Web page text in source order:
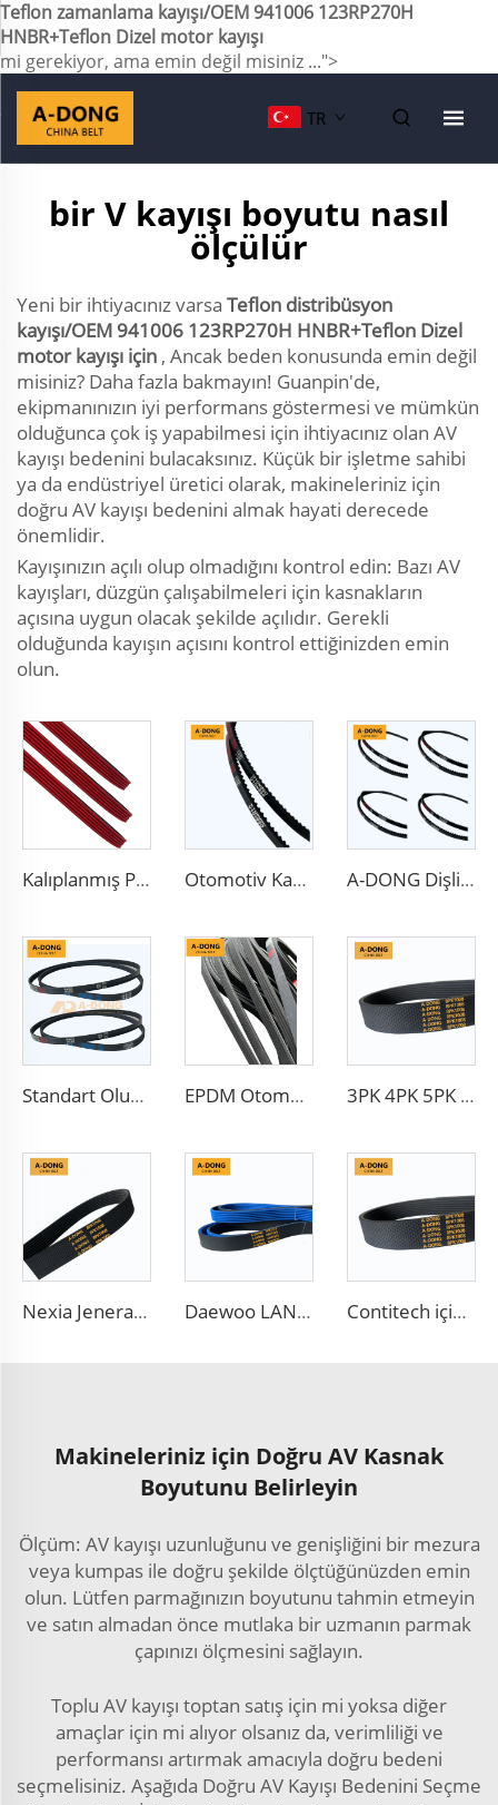
Teflon zamanlama kayışı/OEM 941006 123RP270H
HNBR+Teflon Dizel motor kayışı
mi gerekiyor, ama emin değil misiniz ...">
TR
bir V kayışı boyutu nasıl
ölçülür
Yeni bir ihtiyacınız varsa Teflon distribüsyon
kayışı/OEM 941006 123RP270H HNBR+Teflon Dizel
motor kayışı için , Ancak beden konusunda emin değil
misiniz? Daha fazla bakmayın! Guanpin'de,
ekipmanınızın iyi performans göstermesi ve mümkün
olduğunca çok iş yapabilmesi için ihtiyacınız olan AV
kayışı bedenini bulacaksınız. Küçük bir işletme sahibi
ya da endüstriyel üretici olarak, makineleriniz için
doğru AV kayışı bedenini almak hayati derecede
önemlidir.
Kayışınızın açılı olup olmadığını kontrol edin: Bazı AV
kayışları, düzgün çalışabilmeleri için kasnakların
açısına uygun olacak şekilde açılıdır. Gerekli
olduğunda kayışın açısını kontrol ettiğinizden emin
olun.
Kalıplanmış PK kayışı/5PK1173 EPDM Malzeme, Yarış Motoru İçin Uygun, Yüksek Kalite Otomotiv Kauçuk Dişli V Kayışı A-DONG Dişli Kayış Yüksek Performanslı Şanzıman Kayışları
Standart Oluklu Şanzıman Kayışı 6PK1140 Otomobiller İçin EPDM Otomobil Kayışları 8PK2895 Kauçuk Kayışlar Kamyon Fan Kayışları 10PK 3PK 4PK 5PK 6PK 7PK 8PK 9PK 10PK 11PK 12PK Otomobil Fan Kayışı V Kayışı
Nexia Jeneratör Tahrik PK Kayışı 5PK1008 Daewoo için Daewoo LANOS Yedek Parça Tahrik PK Kayışı 5PK870 Çin Fabrikası Contitech için Elastik 6PK 1200 EPDM Kauçuk V-Oyuk Pk Tahrik Kayışı
Makineleriniz için Doğru AV Kasnak
Boyutunu Belirleyin
Ölçüm: AV kayışı uzunluğunu ve genişliğini bir mezura
veya kumpas ile doğru şekilde ölçtüğünüzden emin
olun. Lütfen parmağınızın boyutunu tahmin etmeyin
ve satın almadan önce mutlaka bir uzmanın parmak
çapınızı ölçmesini sağlayın.
Toplu AV kayışı toptan satış için mi yoksa diğer
amaçlar için mi alıyor olsanız da, verimliliği ve
performansı artırmak amacıyla doğru bedeni
seçmelisiniz. Aşağıda Doğru AV Kayışı Bedenini Seçme